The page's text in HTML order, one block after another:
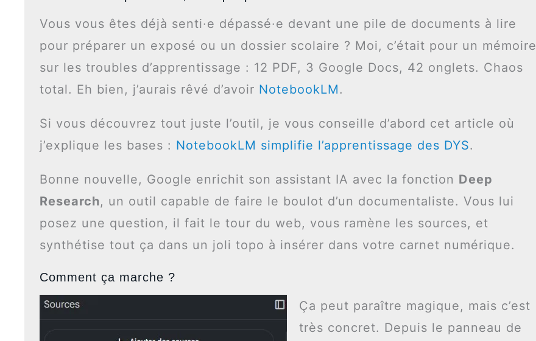
Vous vous êtes déjà senti·e dépassé·e devant une pile de documents à lire
pour préparer un exposé ou un dossier scolaire ? Moi, c’était pour un mémoire
sur les troubles d’apprentissage : 12 PDF, 3 Google Docs, 42 onglets. Chaos
total. Eh bien, j’aurais rêvé d’avoir NotebookLM.
Si vous découvrez tout juste l’outil, je vous conseille d’abord cet article où
j’explique les bases : NotebookLM simplifie l’apprentissage des DYS.
Bonne nouvelle, Google enrichit son assistant IA avec la fonction Deep
Research, un outil capable de faire le boulot d’un documentaliste. Vous lui
posez une question, il fait le tour du web, vous ramène les sources, et
synthétise tout ça dans un joli topo à insérer dans votre carnet numérique.
Comment ça marche ?
Ça peut paraître magique, mais c’est
très concret. Depuis le panneau de